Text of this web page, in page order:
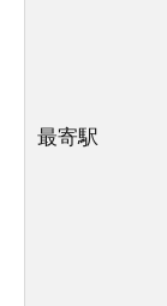
最寄駅